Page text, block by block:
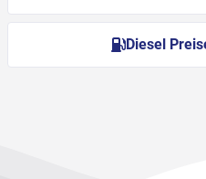
Diesel